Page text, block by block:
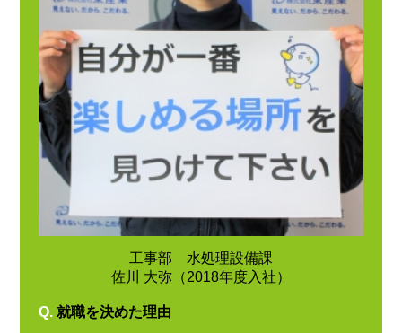
工事部 水処理設備課
佐川 大弥（2018年度入社）
Q. 就職を決めた理由